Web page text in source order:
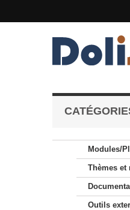
Modules/
Thèmes et
Outils